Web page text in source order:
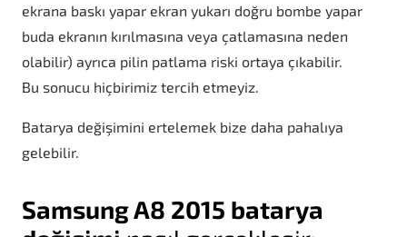
ekrana baskı yapar ekran yukarı doğru bombe yapar
buda ekranın kırılmasına veya çatlamasına neden
olabilir) ayrıca pilin patlama riski ortaya çıkabilir.
Bu sonucu hiçbirimiz tercih etmeyiz.
Batarya değişimini ertelemek bize daha pahalıya
gelebilir.
Samsung A8 2015 batarya